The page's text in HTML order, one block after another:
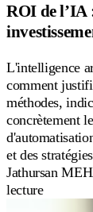
ROI de l’IA
L'intelligence
comment
méthodes,
concrètement
et des
Jathursan
lecture